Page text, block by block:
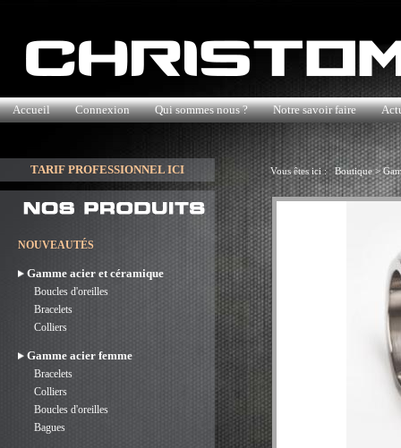
Accueil Connexion Qui sommes nous ? Notre savoir faire
TARIF PROFESSIONNEL ICI
NOUVEAUTÉS
Gamme acier et céramique
Boucles d'oreilles
Bracelets
Colliers
Gamme acier femme
Bracelets
Colliers
Boucles d'oreilles
Bagues
Vous êtes ici :Boutique>